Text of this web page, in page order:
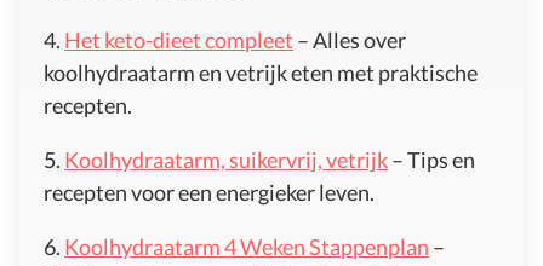
4. Het keto-dieet compleet – Alles over
koolhydraatarm en vetrijk eten met praktische
recepten.
5. Koolhydraatarm, suikervrij, vetrijk– Tips en
recepten voor een energieker leven.
6. Koolhydraatarm 4 Weken Stappenplan –